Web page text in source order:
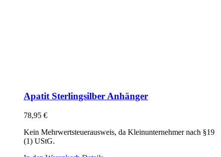
Apatit Sterlingsilber Anhänger
78,95 €
Kein Mehrwertsteuerausweis, da Kleinunternehmer nach §19
(1) UStG.